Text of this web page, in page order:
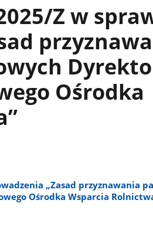
Z w
Ośrodka
„Zasad przyznawania
Ośrodka Wsparcia